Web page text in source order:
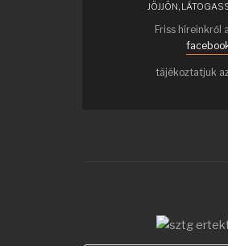
JÖJJÖN,
Friss híreinkről
tájékoztatjuk